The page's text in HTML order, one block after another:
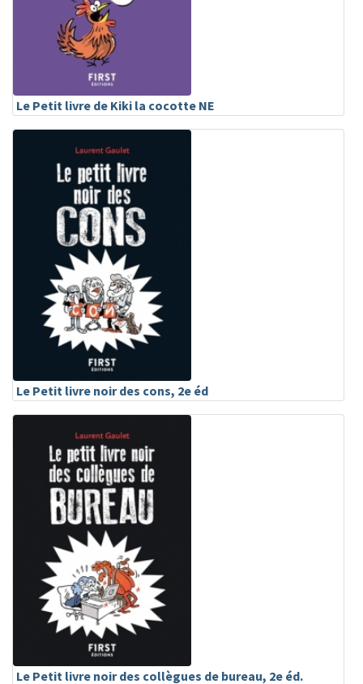
Le Petit livre de Kiki la cocotte NE
Le Petit livre noir des cons, 2e éd
Le Petit livre noir des collègues de bureau, 2e éd.